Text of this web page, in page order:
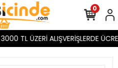
3000 TL ÜZERİ ALIŞVERİŞLERDE
0